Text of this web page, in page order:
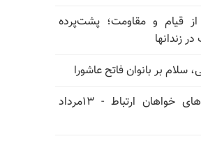
قیام و مقاومت؛ پشت‌پرده
زندانها
سلام بر بانوان فاتح عاشورا
پیام به نیروهای خواهان ارتباط - ۱۳مرداد